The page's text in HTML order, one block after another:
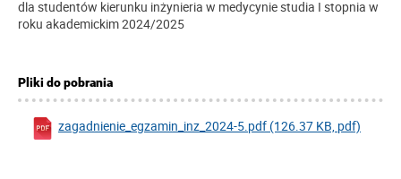
dla studentów kierunku inżynieria w medycynie studia I stopnia w
roku akademickim 2024/2025
Pliki do pobrania
zagadnienie_egzamin_inz_2024-5.pdf (126.37 KB, pdf)